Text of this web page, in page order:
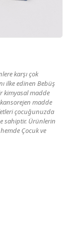
İletişim
Şifremi
Geri Bildirim
karşı çok
ilke edinen Bebüş
kimyasal madde
madde
çocuğunuzda
sahiptir. Ürünlerin
Çocuk ve